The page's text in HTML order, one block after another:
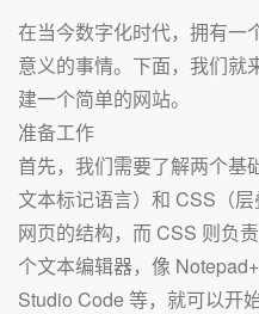
在当今数字化时代，拥有一
意义的事情。下面，我们就
建一个简单的网站。
准备工作
首先，我们需要了解两个基
文本标记语言）和 CSS（
网页的结构，而 CSS 则负
个文本编辑器，像
Studio Code 等，就可以开